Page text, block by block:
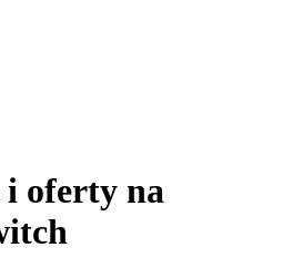
i oferty na